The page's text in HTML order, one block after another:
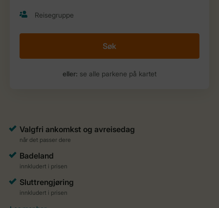
Søk
eller: se alle parkene på kartet